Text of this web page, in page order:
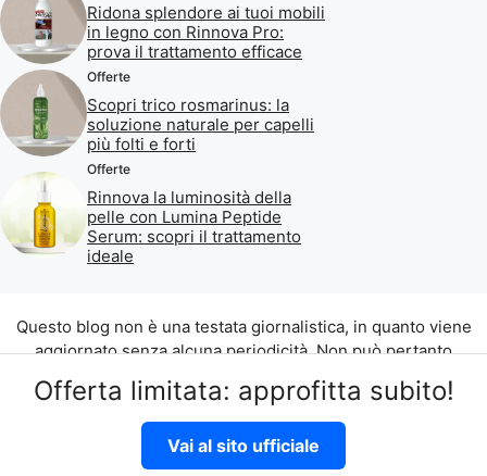
Offerta limitata: approfitta subito!
Vai al sito ufficiale
Ridona splendore ai tuoi mobili
in legno con Rinnova Pro:
prova il trattamento efficace
Offerte
Scopri trico rosmarinus: la
soluzione naturale per capelli
più folti e forti
Offerte
Rinnova la luminosità della
pelle con Lumina Peptide
Serum: scopri il trattamento
ideale
Questo blog non è una testata giornalistica, in quanto viene
aggiornato senza alcuna periodicità. Non può pertanto
del 07.03.2001.
©2026 di Aliados Srl C.da Piana Romana snc, 90010 Lascari
(PA) P.IVA 07262700821
Disclaimer|Privacy Policy